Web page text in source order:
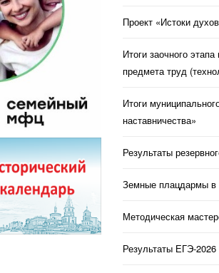
Проект «Истоки
Итоги заочного
предмета труд
Итоги
наставничества»
Результаты
Земные плацдармы в
Методическая
Результаты ЕГЭ-